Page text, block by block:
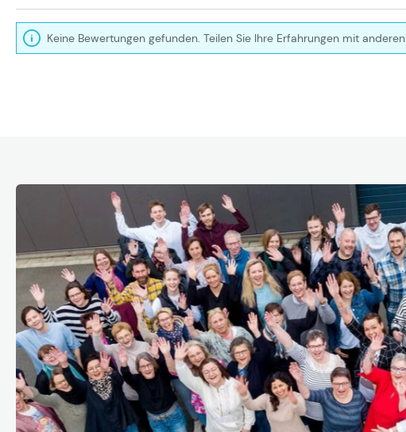
Keine Bewertungen gefunden. Teilen Sie Ihre Erfahrungen mit anderen.